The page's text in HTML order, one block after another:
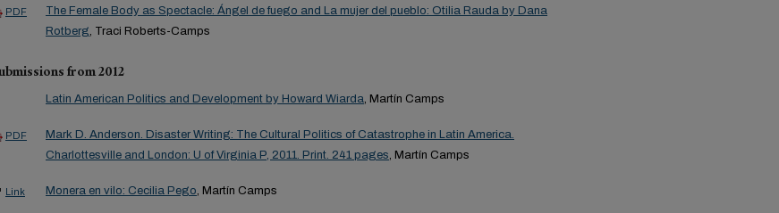
PDF
The Female Body as Spectacle: Ángel de fuego and La mujer del pueblo: Otilia Rauda by Dana
Rotberg, Traci Roberts-Camps
from 2012
Latin American Politics and Development by Howard Wiarda , Martín Camps
PDF
Mark D. Anderson. Disaster Writing: The Cultural Politics of Catastrophe in Latin America.
Charlottesville and London: U of Virginia P, 2011. Print. 241 pages, Martín Camps
Link Monera en vilo: Cecilia Pego, Martín Camps